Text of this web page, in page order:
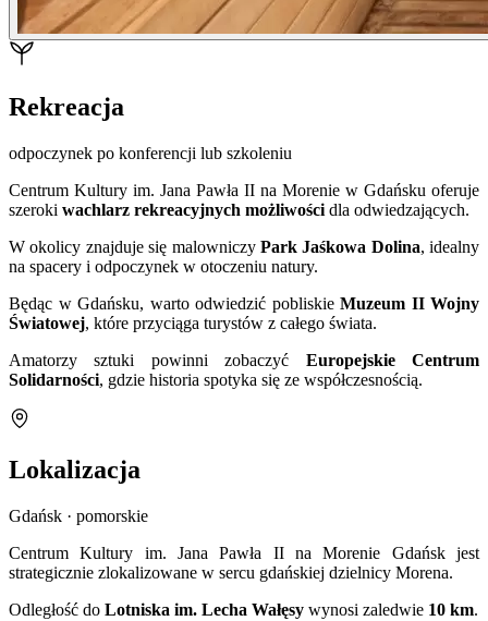
Rekreacja
odpoczynek po konferencji lub szkoleniu
Centrum Kultury im. Jana Pawła II na Morenie w Gdańsku oferuje
szeroki wachlarz rekreacyjnych możliwości dla odwiedzających.
W okolicy znajduje się malowniczy Park Jaśkowa Dolina, idealny
na spacery i odpoczynek w otoczeniu natury.
Będąc w Gdańsku, warto odwiedzić pobliskie Muzeum II Wojny
Światowej, które przyciąga turystów z całego świata.
Amatorzy sztuki powinni zobaczyć Europejskie Centrum
Solidarności, gdzie historia spotyka się ze współczesnością.
Lokalizacja
Gdańsk · pomorskie
Centrum Kultury im. Jana Pawła II na Morenie Gdańsk jest
strategicznie zlokalizowane w sercu gdańskiej dzielnicy Morena.
Odległość do Lotniska im. Lecha Wałęsy wynosi zaledwie 10 km.